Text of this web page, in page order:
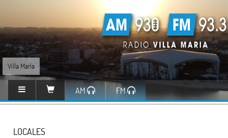
Villa María
AM FM
LOCALES